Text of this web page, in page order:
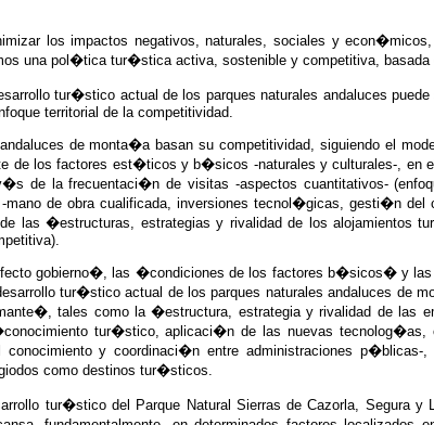
los impactos negativos, naturales, sociales y
una pol�tica tur�stica activa, sostenible y competitiva,
tur�stico actual de los parques naturales andaluces
territorial de la competitividad.
de monta�a basan su competitividad, siguiendo el
de los factores est�ticos y b�sicos -naturales y culturales-,
de la frecuentaci�n de visitas -aspectos cuantitativos-
de obra cualificada, inversiones tecnol�gicas, gesti�n
las �estructuras, estrategias y rivalidad de los alojamientos
gobierno�, las �condiciones de los factores b�sicos� y
tur�stico actual de los parques naturales andaluces de
tales como la �estructura, estrategia y rivalidad de
tur�stico, aplicaci�n de las nuevas
y coordinaci�n entre administraciones p�blicas-
como destinos tur�sticos.
tur�stico del Parque Natural Sierras de Cazorla, Segura